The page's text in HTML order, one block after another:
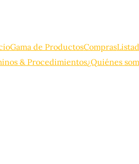
Gama de ProductosCompras
& Procedimientos¿Quiénes